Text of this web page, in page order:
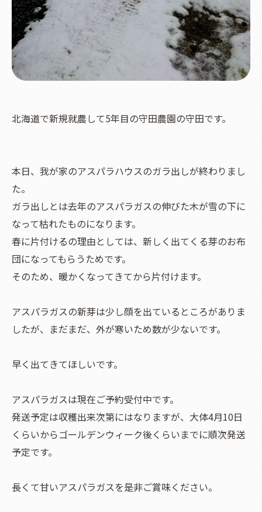
北海道で新規就農して5年目の守田農園の守田です。
本日、我が家のアスパラハウスのガラ出しが終わりまし
た。
ガラ出しとは去年のアスパラガスの伸びた木が雪の下に
なって枯れたものになります。
春に片付けるの理由としては、新しく出てくる芽のお布
団になってもらうためです。
そのため、暖かくなってきてから片付けます。
アスパラガスの新芽は少し顔を出ているところがありま
したが、まだまだ、外が寒いため数が少ないです。
早く出てきてほしいです。
アスパラガスは現在ご予約受付中です。
発送予定は収穫出来次第にはなりますが、大体4月10日
くらいからゴールデンウィーク後くらいまでに順次発送
予定です。
長くて甘いアスパラガスを是非ご賞味ください。